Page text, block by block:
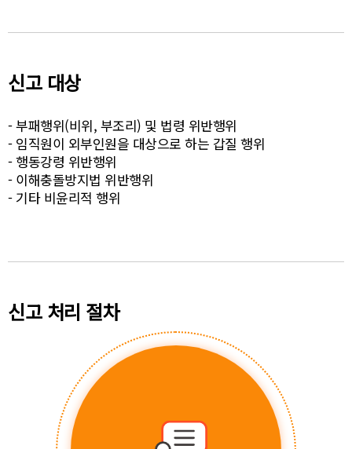
신고 대상
- 부패행위(비위, 부조리) 및 법령 위반행위
- 임직원이 외부인원을 대상으로 하는 갑질 행위
- 행동강령 위반행위
- 이해충돌방지법 위반행위
- 기타 비윤리적 행위
신고 처리 절차